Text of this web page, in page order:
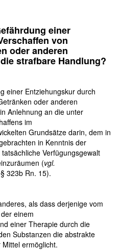
einer
von
oder anderen
strafbare Handlung?
einer Entziehungskur durch
oder anderen
Anlehnung an die unter
im
Grundsätze darin, dem in
in Kenntnis der
Verfügungsgewalt
(vgl.
§ 323b Rn. 15).
als dass derjenige vom
einem
einer Therapie durch die
Substanzen die abstrakte
ermöglicht.